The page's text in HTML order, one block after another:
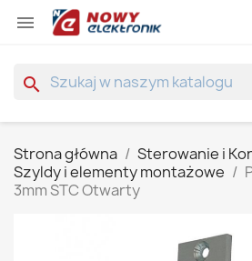

search
Strona główna
Sterowanie i
Szyldy i elementy montażowe
3mm STC Otwarty